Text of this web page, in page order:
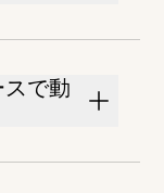
で動